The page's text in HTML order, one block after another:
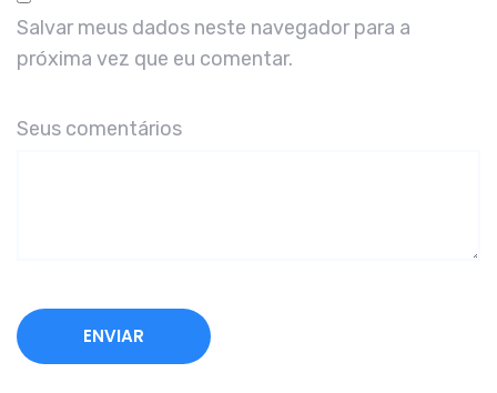
Salvar meus dados neste navegador para a
próxima vez que eu comentar.
Seus comentários